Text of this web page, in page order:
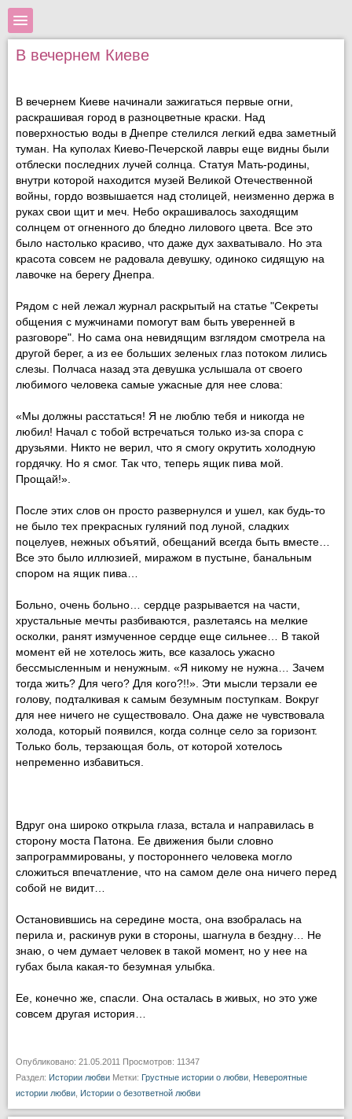
В вечернем Киеве
В вечернем Киеве начинали зажигаться первые огни,
раскрашивая город в разноцветные краски. Над
поверхностью воды в Днепре стелился легкий едва заметный
туман. На куполах Киево-Печерской лавры еще видны были
отблески последних лучей солнца. Статуя Мать-родины,
внутри которой находится музей Великой Отечественной
войны, гордо возвышается над столицей, неизменно держа в
руках свои щит и меч. Небо окрашивалось заходящим
солнцем от огненного до бледно лилового цвета. Все это
было настолько красиво, что даже дух захватывало. Но эта
красота совсем не радовала девушку, одиноко сидящую на
лавочке на берегу Днепра.
Рядом с ней лежал журнал раскрытый на статье "Секреты
общения с мужчинами помогут вам быть уверенней в
разговоре". Но сама она невидящим взглядом смотрела на
другой берег, а из ее больших зеленых глаз потоком лились
слезы. Полчаса назад эта девушка услышала от своего
любимого человека самые ужасные для нее слова:
«Мы должны расстаться! Я не люблю тебя и никогда не
любил! Начал с тобой встречаться только из-за спора с
друзьями. Никто не верил, что я смогу окрутить холодную
гордячку. Но я смог. Так что, теперь ящик пива мой.
Прощай!».
После этих слов он просто развернулся и ушел, как будь-то
не было тех прекрасных гуляний под луной, сладких
поцелуев, нежных объятий, обещаний всегда быть вместе…
Все это было иллюзией, миражом в пустыне, банальным
спором на ящик пива…
Больно, очень больно… сердце разрывается на части,
хрустальные мечты разбиваются, разлетаясь на мелкие
осколки, ранят измученное сердце еще сильнее… В такой
момент ей не хотелось жить, все казалось ужасно
бессмысленным и ненужным. «Я никому не нужна… Зачем
тогда жить? Для чего? Для кого?!!». Эти мысли терзали ее
голову, подталкивая к самым безумным поступкам. Вокруг
для нее ничего не существовало. Она даже не чувствовала
холода, который появился, когда солнце село за горизонт.
Только боль, терзающая боль, от которой хотелось
непременно избавиться.
Вдруг она широко открыла глаза, встала и направилась в
сторону моста Патона. Ее движения были словно
запрограммированы, у постороннего человека могло
сложиться впечатление, что на самом деле она ничего перед
собой не видит…
Остановившись на середине моста, она взобралась на
перила и, раскинув руки в стороны, шагнула в бездну… Не
знаю, о чем думает человек в такой момент, но у нее на
губах была какая-то безумная улыбка.
Ее, конечно же, спасли. Она осталась в живых, но это уже
совсем другая история…
Опубликовано: 21.05.2011 Просмотров: 11347
Раздел: Истории любви Метки: Грустные истории о любви Невероятные
истории любви Истории о безответной любви